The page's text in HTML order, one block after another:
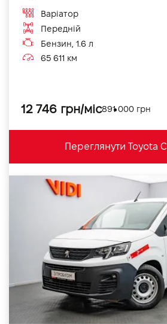
Варіатор
Передній
Бензин, 1.6 л
65 611 км
12 746 грн/міс891 000 грн
Переглянути Toyota